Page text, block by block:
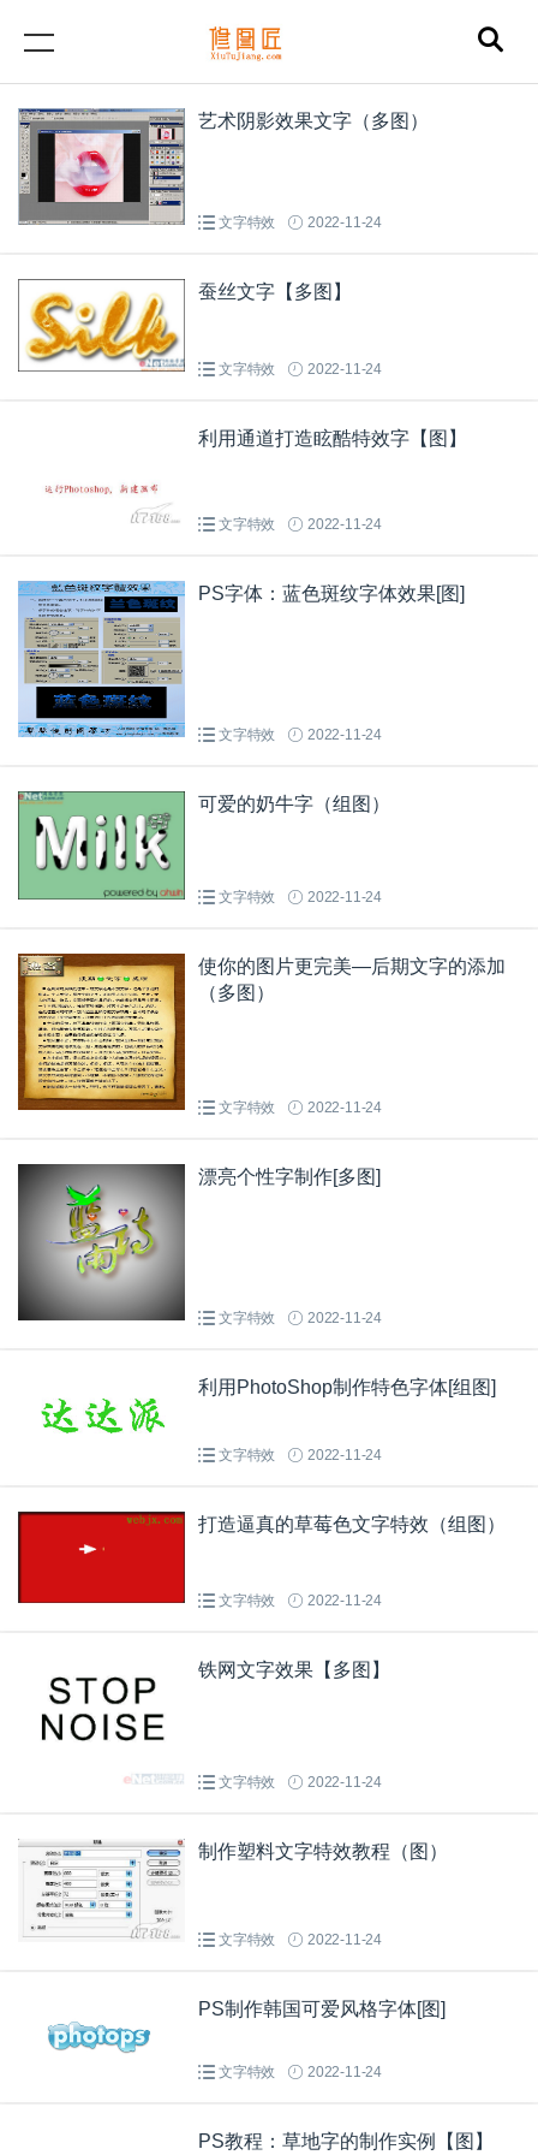
艺术阴影效果文字（多图）
文字特效 2022-11-24
蚕丝文字【多图】
文字特效 2022-11-24
利用通道打造眩酷特效字【图】
文字特效 2022-11-24
PS字体：蓝色斑纹字体效果[图]
文字特效 2022-11-24
可爱的奶牛字（组图）
文字特效 2022-11-24
使你的图片更完美—后期文字的添加
（多图）
文字特效 2022-11-24
漂亮个性字制作[多图]
文字特效 2022-11-24
利用PhotoShop制作特色字体[组图]
文字特效 2022-11-24
打造逼真的草莓色文字特效（组图）
文字特效 2022-11-24
铁网文字效果【多图】
文字特效 2022-11-24
制作塑料文字特效教程（图）
文字特效 2022-11-24
PS制作韩国可爱风格字体[图]
文字特效 2022-11-24
PS教程：草地字的制作实例【图】